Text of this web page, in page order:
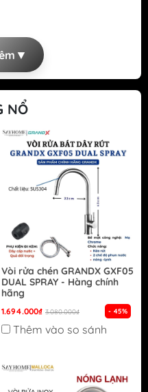
▼
NỔ
Vòi rửa chén GRANDX GXF05
DUAL SPRAY - Hàng chính
hãng
1.694.000₫ 3.080.000₫ - 45%
Thêm vào so sánh